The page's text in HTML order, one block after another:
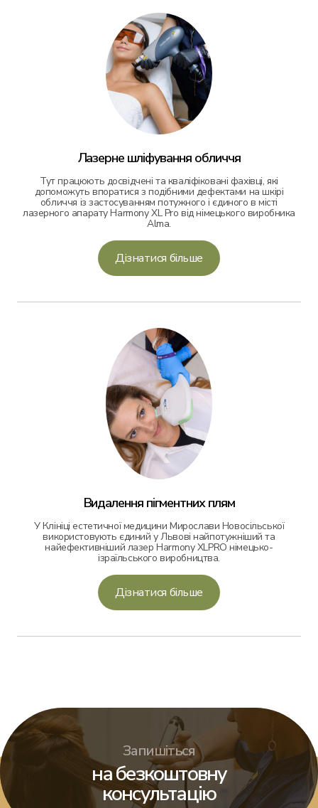
Лазерне шліфування обличчя
Тут працюють досвідчені та кваліфіковані фахівці, які
допоможуть впоратися з подібними дефектами на шкірі
обличчя із застосуванням потужного і єдиного в місті
лазерного апарату Harmony XL Pro від німецького виробника
Alma.
Дізнатися більше
Видалення пігментних плям
У Клініці естетичної медицини Мирослави Новосільської
використовують єдиний у Львові найпотужніший та
найефективніший лазер Harmony XLPRO німецько-
ізраїльського виробництва.
Дізнатися більше
Запишіться
на безкоштовну
консультацію